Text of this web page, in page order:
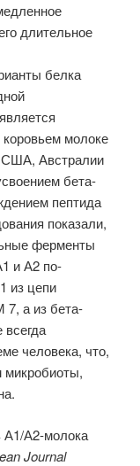
длительное
белка
молоке
США, Австралии
бета-
пептида
показали,
ферменты
и А2 по-
из цепи
7, а из бета-
человека, что,
микробиоты,
А1/А2-молока
Journal